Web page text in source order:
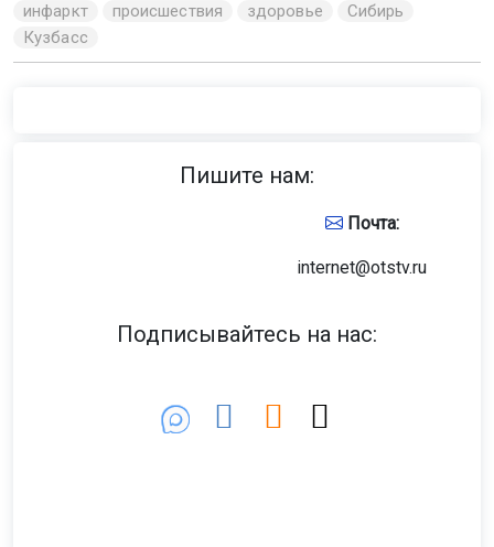
инфаркт происшествия здоровье
Сибирь
Кузбасс
Пишите нам:
Почта:
internet@otstv.ru
Подписывайтесь на нас: